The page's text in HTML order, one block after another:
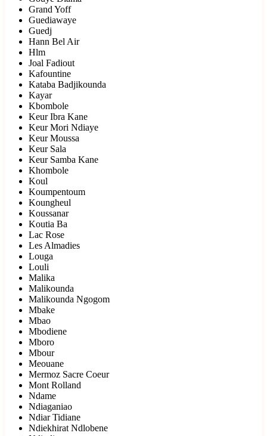
Grand Yoff
Guediawaye
Guedj
Hann Bel Air
Hlm
Joal Fadiout
Kafountine
Kataba Badjikounda
Kayar
Kbombole
Keur Ibra Kane
Keur Mori Ndiaye
Keur Moussa
Keur Sala
Keur Samba Kane
Khombole
Koul
Koumpentoum
Koungheul
Koussanar
Koutia Ba
Lac Rose
Les Almadies
Louga
Louli
Malika
Malikounda
Malikounda Ngogom
Mbake
Mbao
Mbodiene
Mboro
Mbour
Meouane
Mermoz Sacre Coeur
Mont Rolland
Ndame
Ndiaganiao
Ndiar Tidiane
Ndiekhirat Ndlobene